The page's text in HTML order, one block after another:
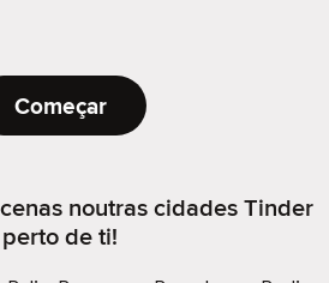
Começar
noutras cidades Tinder
perto de ti!